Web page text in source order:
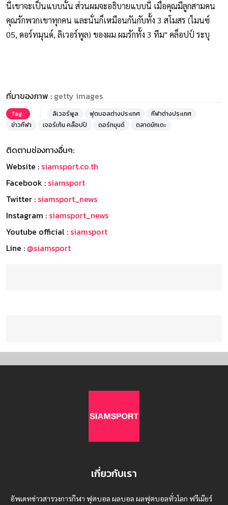
นี้เขาจะเป็นแบบนั้น ส่วนผมจะอธิบายแบบนี้ เมื่อคุณมีลูกสามคน
คุณรักพวกเขาทุกคน และนั่นก็เหมือนกันกับทั้ง 3 สโมสร (ไมนซ์
05, ดอร์ทมุนด์, ลิเวอร์พูล) ของผม ผมรักทั้ง 3 ทีม" คล็อปป์ ระบุ
ที่มาของภาพ : getty images
Tag : ลิเวอร์พูล ฟุตบอลต่างประเทศ
กีฬาต่างประเทศ
ข่าวกีฬา
เจอร์เก้น คล็อปป์ ดอร์ทมุนด์ ตลาดนักเตะ
ติดตามช่องทางอื่นๆ:
Website : siamsport.co.th
Facebook : siamsport
Twitter : siamsport_news
Instagram : siamsport_news
Youtube official : siamsport
Line : @siamsport
เกี่ยวกับเรา
อัพเดทข่าวสารวงการกีฬา ฟุตบอล ผลบอล ผลฟุตบอลทั่วโลก ฟรีเมียร์